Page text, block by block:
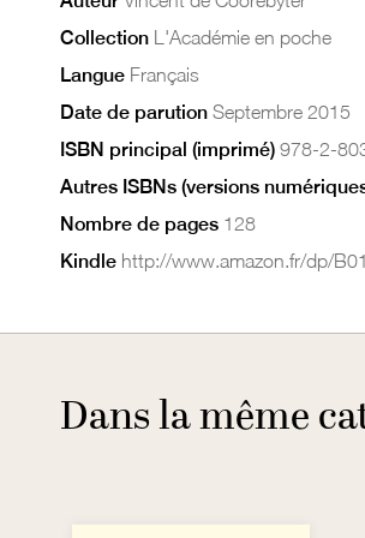
Collection L'Académie en poche
Langue Français
Date de parution Septembre 2015
ISBN principal (imprimé) 978-2-
Autres ISBNs (versions
Nombre de pages 128
Kindle http://www.amazon.fr/dp/
Dans la même